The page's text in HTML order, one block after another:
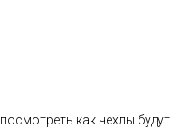
как чеxлы